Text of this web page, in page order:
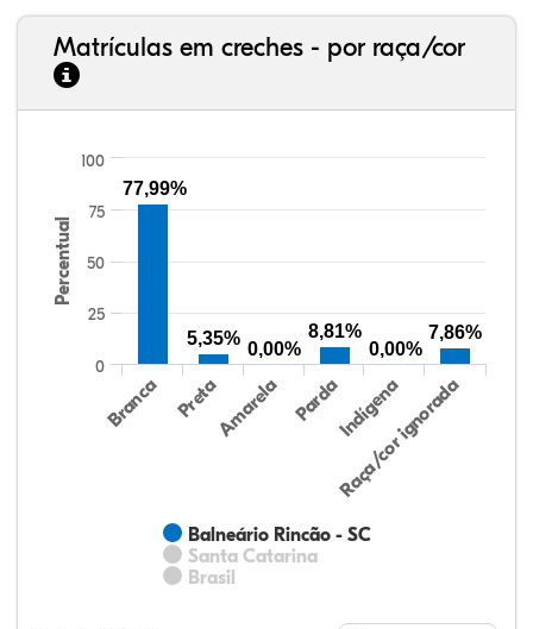
Matrículas em creches - por raça/cor
Percentual
Balneário Rincão - SC
Santa Catarina
Brasil
Branca PretaAmarela PardaIndígena
Raça/cor ignorada
0
100
25
50
75
77,99%
5,35%
0,00%
8,81%
0,00%
7,86%
76,13%
4,31%
0,27%
18,65%
0,43%
0,21%
33,06%
7,95%
0,46%
55,81%
1,22%
1,50%